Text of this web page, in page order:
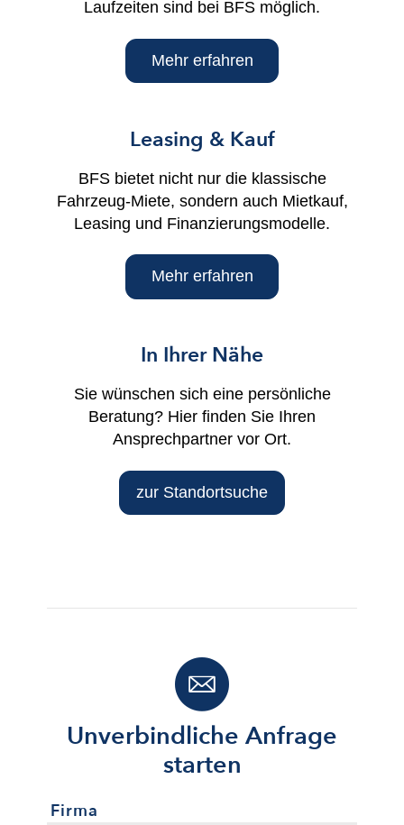
Laufzeiten sind bei BFS möglich.
Mehr erfahren
Leasing & Kauf
BFS bietet nicht nur die klassische
Fahrzeug-Miete, sondern auch Mietkauf,
Leasing und Finanzierungsmodelle.
Mehr erfahren
In Ihrer Nähe
Sie wünschen sich eine persönliche
Beratung? Hier finden Sie Ihren
Ansprechpartner vor Ort.
zur Standortsuche
Unverbindliche Anfrage
starten
Firma